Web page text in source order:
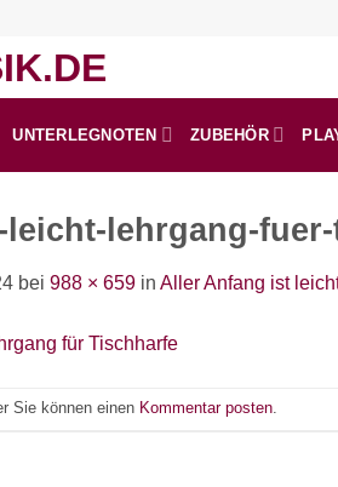
UNTERLEGNOTEN ZUBEHÖR
lehrgang-
bei 988 × 659 in Aller Anfang ist
Sie können einen Kommentar posten.